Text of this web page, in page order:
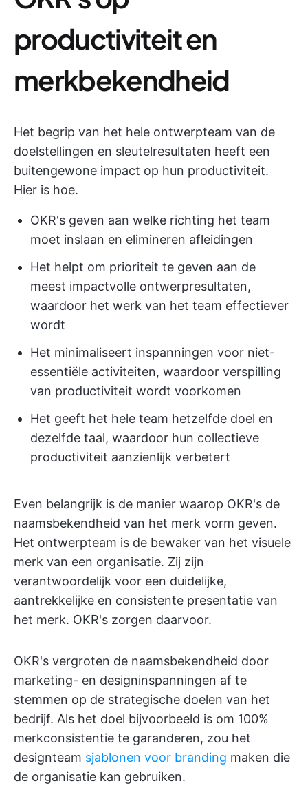
productiviteit en
merkbekendheid
Het begrip van het hele ontwerpteam van de
doelstellingen en sleutelresultaten heeft een
buitengewone impact op hun productiviteit.
Hier is hoe.
OKR's geven aan welke richting het team
moet inslaan en elimineren afleidingen
Het helpt om prioriteit te geven aan de
meest impactvolle ontwerpresultaten,
waardoor het werk van het team effectiever
wordt
Het minimaliseert inspanningen voor niet-
essentiële activiteiten, waardoor verspilling
van productiviteit wordt voorkomen
Het geeft het hele team hetzelfde doel en
dezelfde taal, waardoor hun collectieve
productiviteit aanzienlijk verbetert
Even belangrijk is de manier waarop OKR's de
naamsbekendheid van het merk vorm geven.
Het ontwerpteam is de bewaker van het visuele
merk van een organisatie. Zij zijn
verantwoordelijk voor een duidelijke,
aantrekkelijke en consistente presentatie van
het merk. OKR's zorgen daarvoor.
OKR's vergroten de naamsbekendheid door
marketing- en designinspanningen af te
stemmen op de strategische doelen van het
bedrijf. Als het doel bijvoorbeeld is om 100%
merkconsistentie te garanderen, zou het
designteam sjablonen voor branding maken die
de organisatie kan gebruiken.